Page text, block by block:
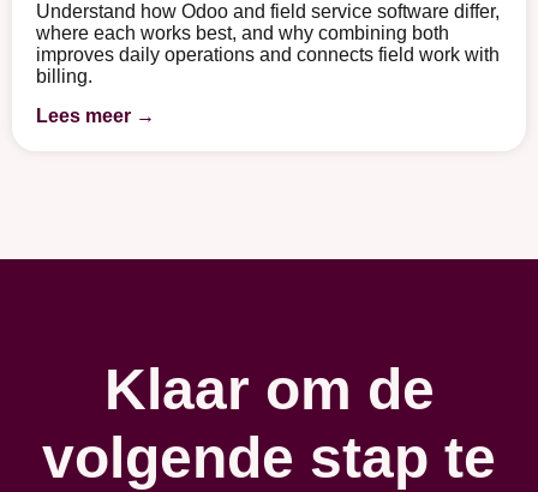
Understand how Odoo and field service software differ,
where each works best, and why combining both
improves daily operations and connects field work with
billing.
Lees meer →
Klaar om de
volgende stap te